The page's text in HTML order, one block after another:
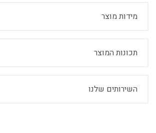
מידות מוצר
תכונות המוצר
השירותים שלנו